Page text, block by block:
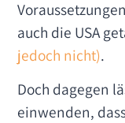
auch die USA
jedoch nicht).
Doch dagegen
einwenden,